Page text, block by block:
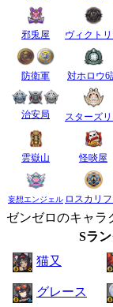
邪兎屋 ヴィクト
防衛軍 対ホロウ6
治安局 スターズリ
雲嶽山 怪啖屋
妄想エンジェル ロスカリ
ゼンゼロのキャラ
Sラン
猫又
グレース